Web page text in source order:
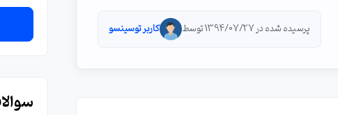
پرسیده شده در 1394/07/27 توسط کاربر توسینسو